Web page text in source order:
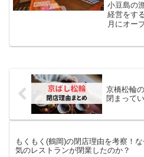
小豆島の
経営をす
月にオー
京橋松輪
閉まって
もくもく(鶴岡)の閉店理由を考察！な
気のレストランが閉業したのか？